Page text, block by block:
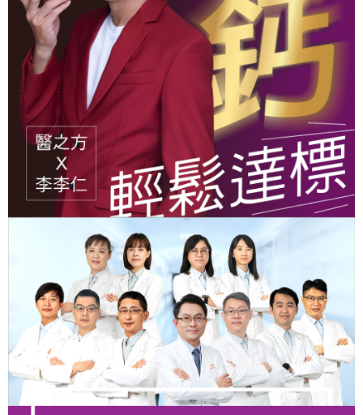
萊爾富已付單組免運
免運費
7-11取貨付款
每筆NT$90，滿NT$1,000(含以上)免運費
7-11未付精選單組
免運費
付款後7-11取貨
每筆NT$90，滿NT$1,000(含以上)免運費
每筆NT$90，滿NT$1,000(含以上)免運費
精選商品宅配單組
免運費
貨到付款
每筆NT$90，滿NT$1,000(含以上)免運費